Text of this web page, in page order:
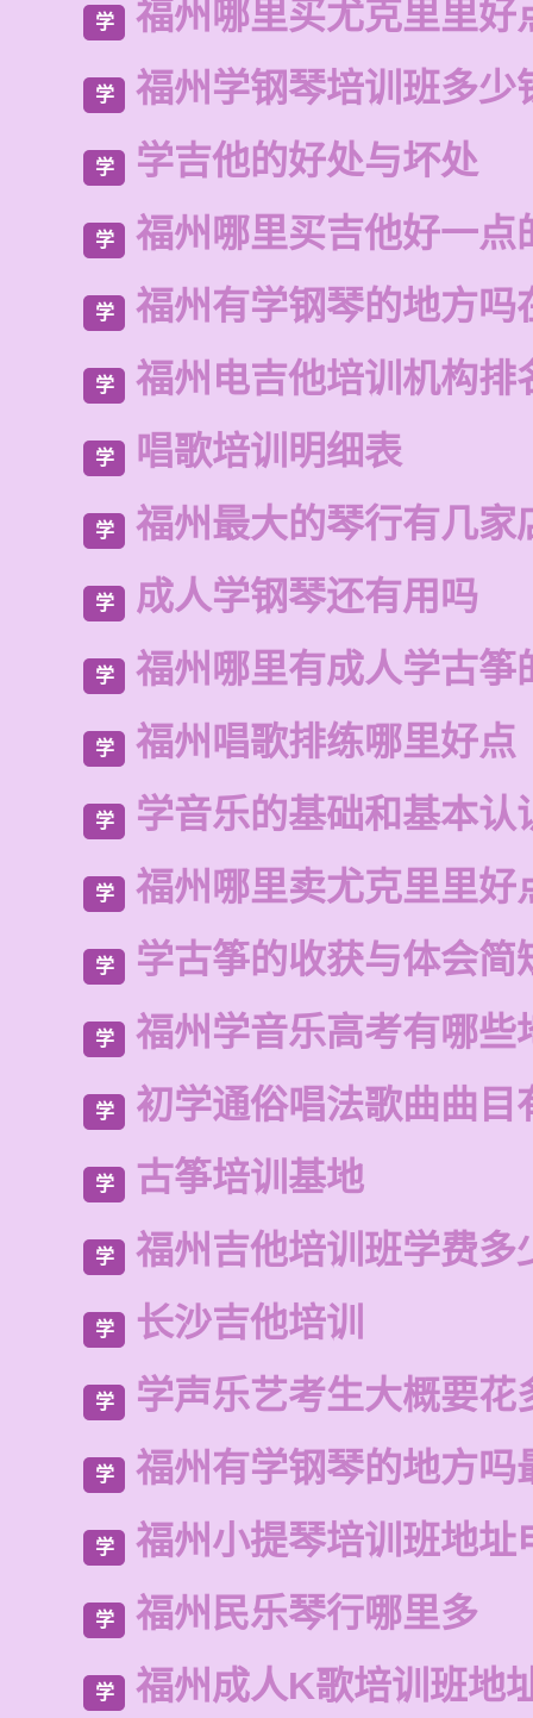
学 福州哪里买尤克里里好
学 福州学钢琴培训班多少
学 学吉他的好处与坏处
学 福州哪里买吉他好一点
学 福州有学钢琴的地方吗
学 福州电吉他培训机构排
学 唱歌培训明细表
学 福州最大的琴行有几家
学 成人学钢琴还有用吗
学 福州哪里有成人学古筝
学 福州唱歌排练哪里好点
学 学音乐的基础和基本认
学 福州哪里卖尤克里里好
学 学古筝的收获与体会简
学 福州学音乐高考有哪些
学 初学通俗唱法歌曲曲目
学 古筝培训基地
学 福州吉他培训班学费多
学 长沙吉他培训
学 学声乐艺考生大概要花
学 福州有学钢琴的地方吗
学 福州小提琴培训班地址
学 福州民乐琴行哪里多
学 福州成人K歌培训班地